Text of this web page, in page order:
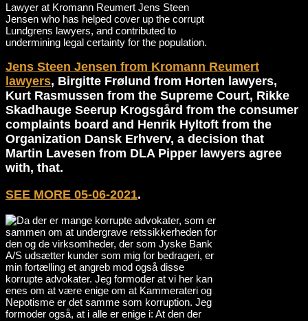
Lawyer at Kromann Reumert Jens Steen
Jensen who has helped cover up the corrupt
Lundgrens lawyers, and contributed to
undermining legal certainty for the population.
Jens Steen Jensen from Kromann Reumert
lawyers, Birgitte Frølund from Horten lawyers,
Kurt Rasmussen from the Supreme Court, Rikke
Skadhauge Seerup Krogsgård from the consumer
complaints board and Henrik Hyltoft from the
Organization Dansk Erhverv, a decision that
Martin Lavesen from DLA Pipper lawyers agree
with, that.
SEE MORE 05-06-2021.